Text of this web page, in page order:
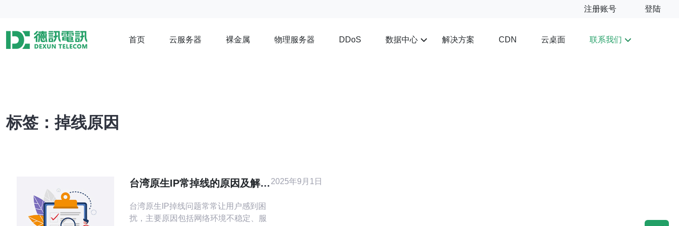
注册账号 登陆
首页 云服务器 裸金属 物理服务器 DDoS 数据中心 解决方案 CDN 云桌面 联系我们
标签：掉线原因
台湾原生IP常掉线的原因及解决
台湾原生IP掉线问题常常让用户感到困
扰，主要原因包括网络环境不稳定、服
2025年9月1日